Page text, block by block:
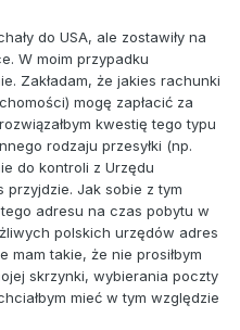
do USA, ale zostawiły na
W moim przypadku
Zakładam, że jakies rachunki
mogę zapłacić za
kwestię tego typu
rodzaju przesyłki (np.
do kontroli z Urzędu
przyjdzie. Jak sobie z tym
adresu na czas pobytu w
polskich urzędów adres
mam takie, że nie prosiłbym
skrzynki, wybierania poczty
mieć w tym względzie